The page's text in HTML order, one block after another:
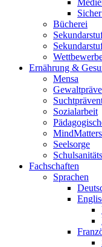
Bücherei
Ernährung &
Mensa
Sozialarbeit
MindMatters
Seelsorge
Fachschaften
Sprachen